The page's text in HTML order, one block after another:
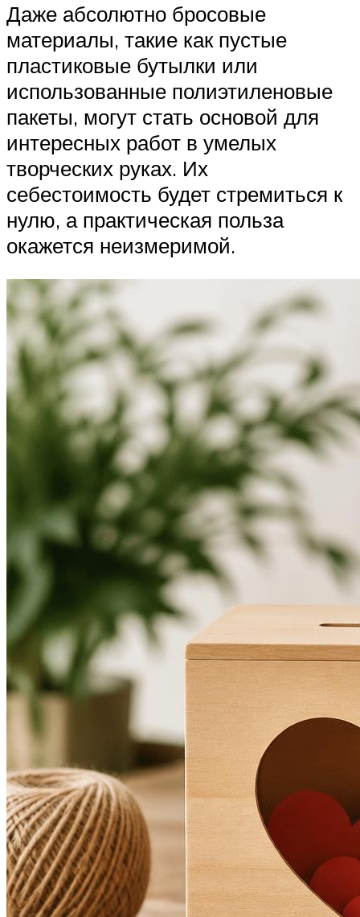
Даже абсолютно бросовые
материалы, такие как пустые
пластиковые бутылки или
использованные полиэтиленовые
пакеты, могут стать основой для
интересных работ в умелых
творческих руках. Их
себестоимость будет стремиться к
нулю, а практическая польза
окажется неизмеримой.